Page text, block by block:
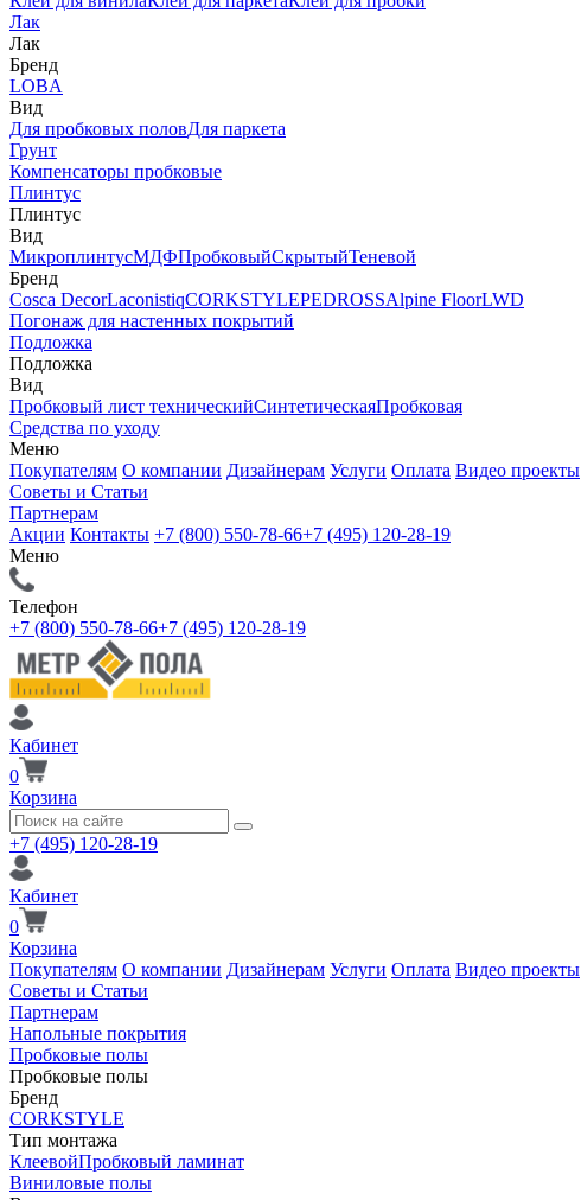
Лак
Лак
Бренд
LOBA
Вид
Для пробковых половДля паркета
Грунт
Компенсаторы пробковые
Плинтус
Плинтус
Вид
МикроплинтусМДФПробковыйСкрытыйТеневой
Бренд
Cosca DecorLaconistiqCORKSTYLEPEDROSSAlpine FloorLWD
Погонаж для настенных покрытий
Подложка
Подложка
Вид
Пробковый лист техническийСинтетическаяПробковая
Средства по уходу
Меню
Покупателям О компании Дизайнерам Услуги Оплата Видео проекты
Советы и Статьи
Партнерам
Акции Контакты +7 (800) 550-78-66+7 (495) 120-28-19
Меню
Телефон
+7 (800) 550-78-66+7 (495) 120-28-19
Кабинет
0
Корзина
+7 (495) 120-28-19
Кабинет
0
Корзина
Покупателям О компании Дизайнерам Услуги Оплата Видео проекты
Советы и Статьи
Партнерам
Напольные покрытия
Пробковые полы
Пробковые полы
Бренд
CORKSTYLE
Тип монтажа
КлеевойПробковый ламинат
Виниловые полы